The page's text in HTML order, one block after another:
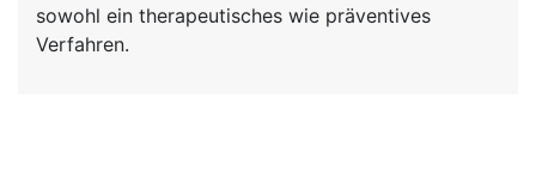
sowohl ein therapeutisches wie präventives
Verfahren.